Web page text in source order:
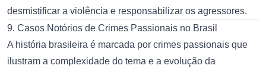
desmistificar a violência e responsabilizar os agressores.
9. Casos Notórios de Crimes Passionais no Brasil
A história brasileira é marcada por crimes passionais que
ilustram a complexidade do tema e a evolução da